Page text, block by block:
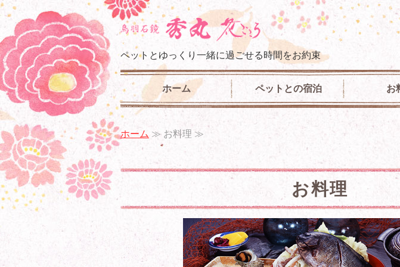
伊勢志摩でペットと宿泊
ペットとゆっくり一緒に過ごせる時間をお約束
ホーム ペットとの宿泊 お
ホーム ≫ お料理 ≫
お料理